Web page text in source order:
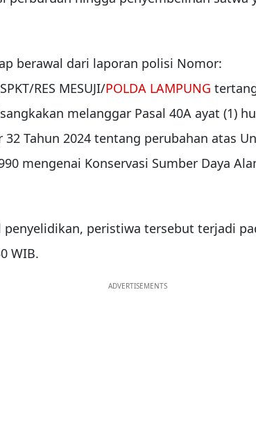
berawal dari laporan polisi Nomor:
RES MESUJI/POLDA LAMPUNG
melanggar Pasal 40A ayat (1)
32 Tahun 2024 tentang perubahan atas
mengenai Konservasi Sumber Daya
penyelidikan, peristiwa tersebut terjadi
WIB.
ADVERTISEMENTS